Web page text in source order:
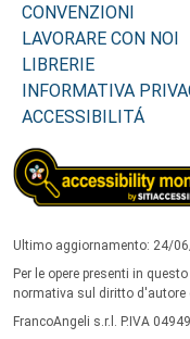
CONVENZIONI
LAVORARE CON NOI
LIBRERIE
INFORMATIVA
ACCESSIBILITÁ
Ultimo aggiornamento: 24/
Per le opere presenti in
normativa sul diritto d'autore
FrancoAngeli s.r.l. P.IVA